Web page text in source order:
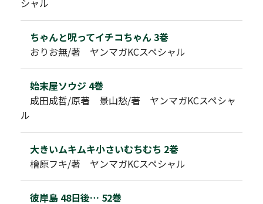
シャル
ちゃんと呪ってイチコちゃん 3巻
おりお無/著 ヤンマガKCスペシャル
始末屋ソウジ 4巻
成田成哲/原著 景山愁/著 ヤンマガKCスペシャ
ル
大きいムキムキ小さいむちむち 2巻
檜原フキ/著 ヤンマガKCスペシャル
彼岸島 48日後… 52巻